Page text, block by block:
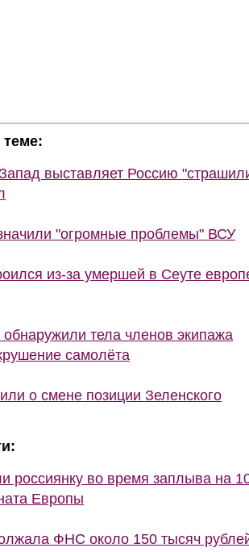
выставляет Россию
"огромные проблемы" ВСУ
из-за умершей в Сеуте
тела членов экипажа
самолёта
о смене позиции Зеленского
россиянку во время заплыва на
Европы
ФНС около 150 тысяч